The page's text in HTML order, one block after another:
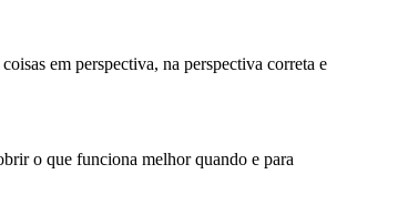
em perspectiva, na perspectiva correta e
o que funciona melhor quando e para